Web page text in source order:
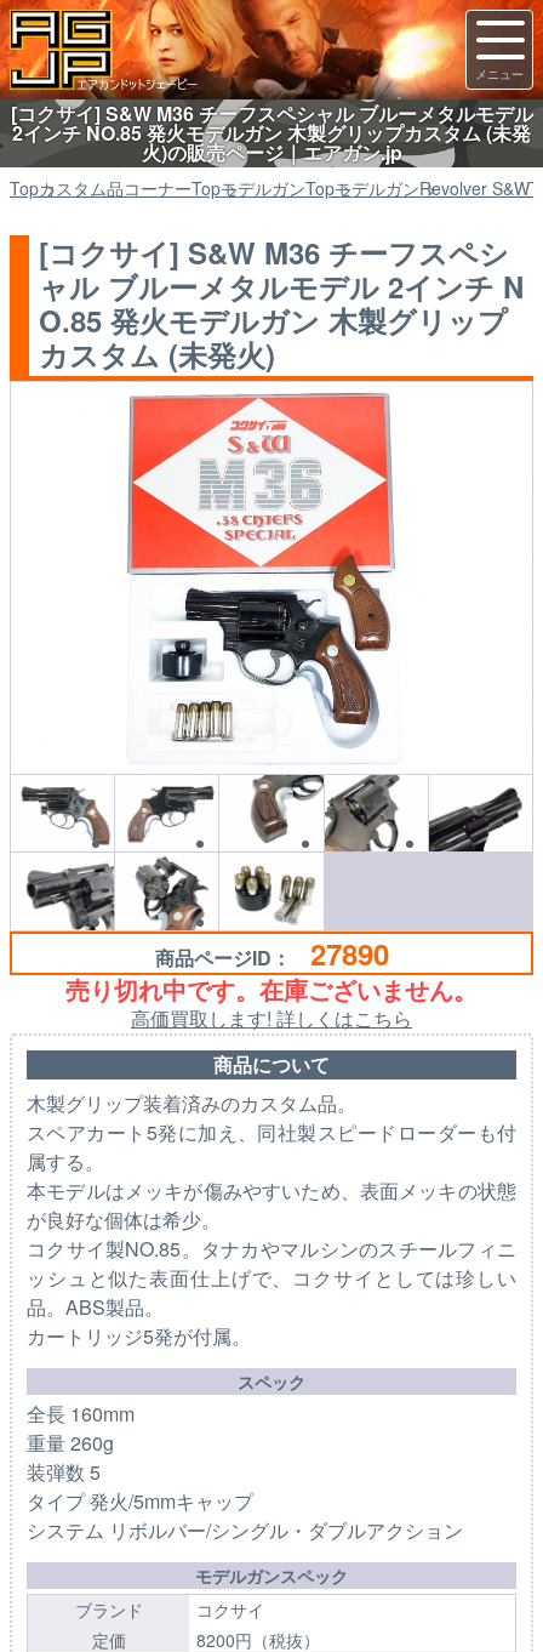
[コクサイ] S&W M36 チーフスペシャル ブルーメタルモデル
2インチ NO.85 発火モデルガン 木製グリップカスタム (未発
火)の販売ページ｜エアガン.jp
Topカスタム品コーナーTopモデルガンTopモデルガンRevolver S&W
[コクサイ] S&W M36 チーフスペシ
ャル ブルーメタルモデル 2インチ N
O.85 発火モデルガン 木製グリップ
カスタム (未発火)
商品ページID： 27890
売り切れ中です。在庫ございません。
高価買取します! 詳しくはこちら
商品について
木製グリップ装着済みのカスタム品。
スペアカート5発に加え、同社製スピードローダーも付
属する。
本モデルはメッキが傷みやすいため、表面メッキの状態
が良好な個体は希少。
コクサイ製NO.85。タナカやマルシンのスチールフィニ
ッシュと似た表面仕上げで、コクサイとしては珍しい
品。ABS製品。
カートリッジ5発が付属。
スペック
全長 160mm
重量 260g
装弾数 5
タイプ 発火/5mmキャップ
システム リボルバー/シングル・ダブルアクション
モデルガンスペック
ブランド
コクサイ
定価
8200円（税抜）